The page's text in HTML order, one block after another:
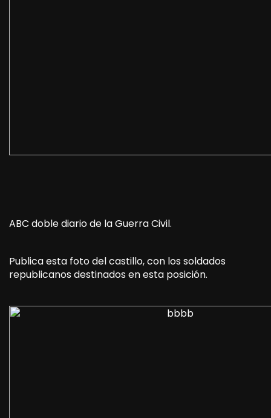
ABC doble diario de la Guerra Civil.
Publica esta foto del castillo, con los soldados
republicanos destinados en esta posición.